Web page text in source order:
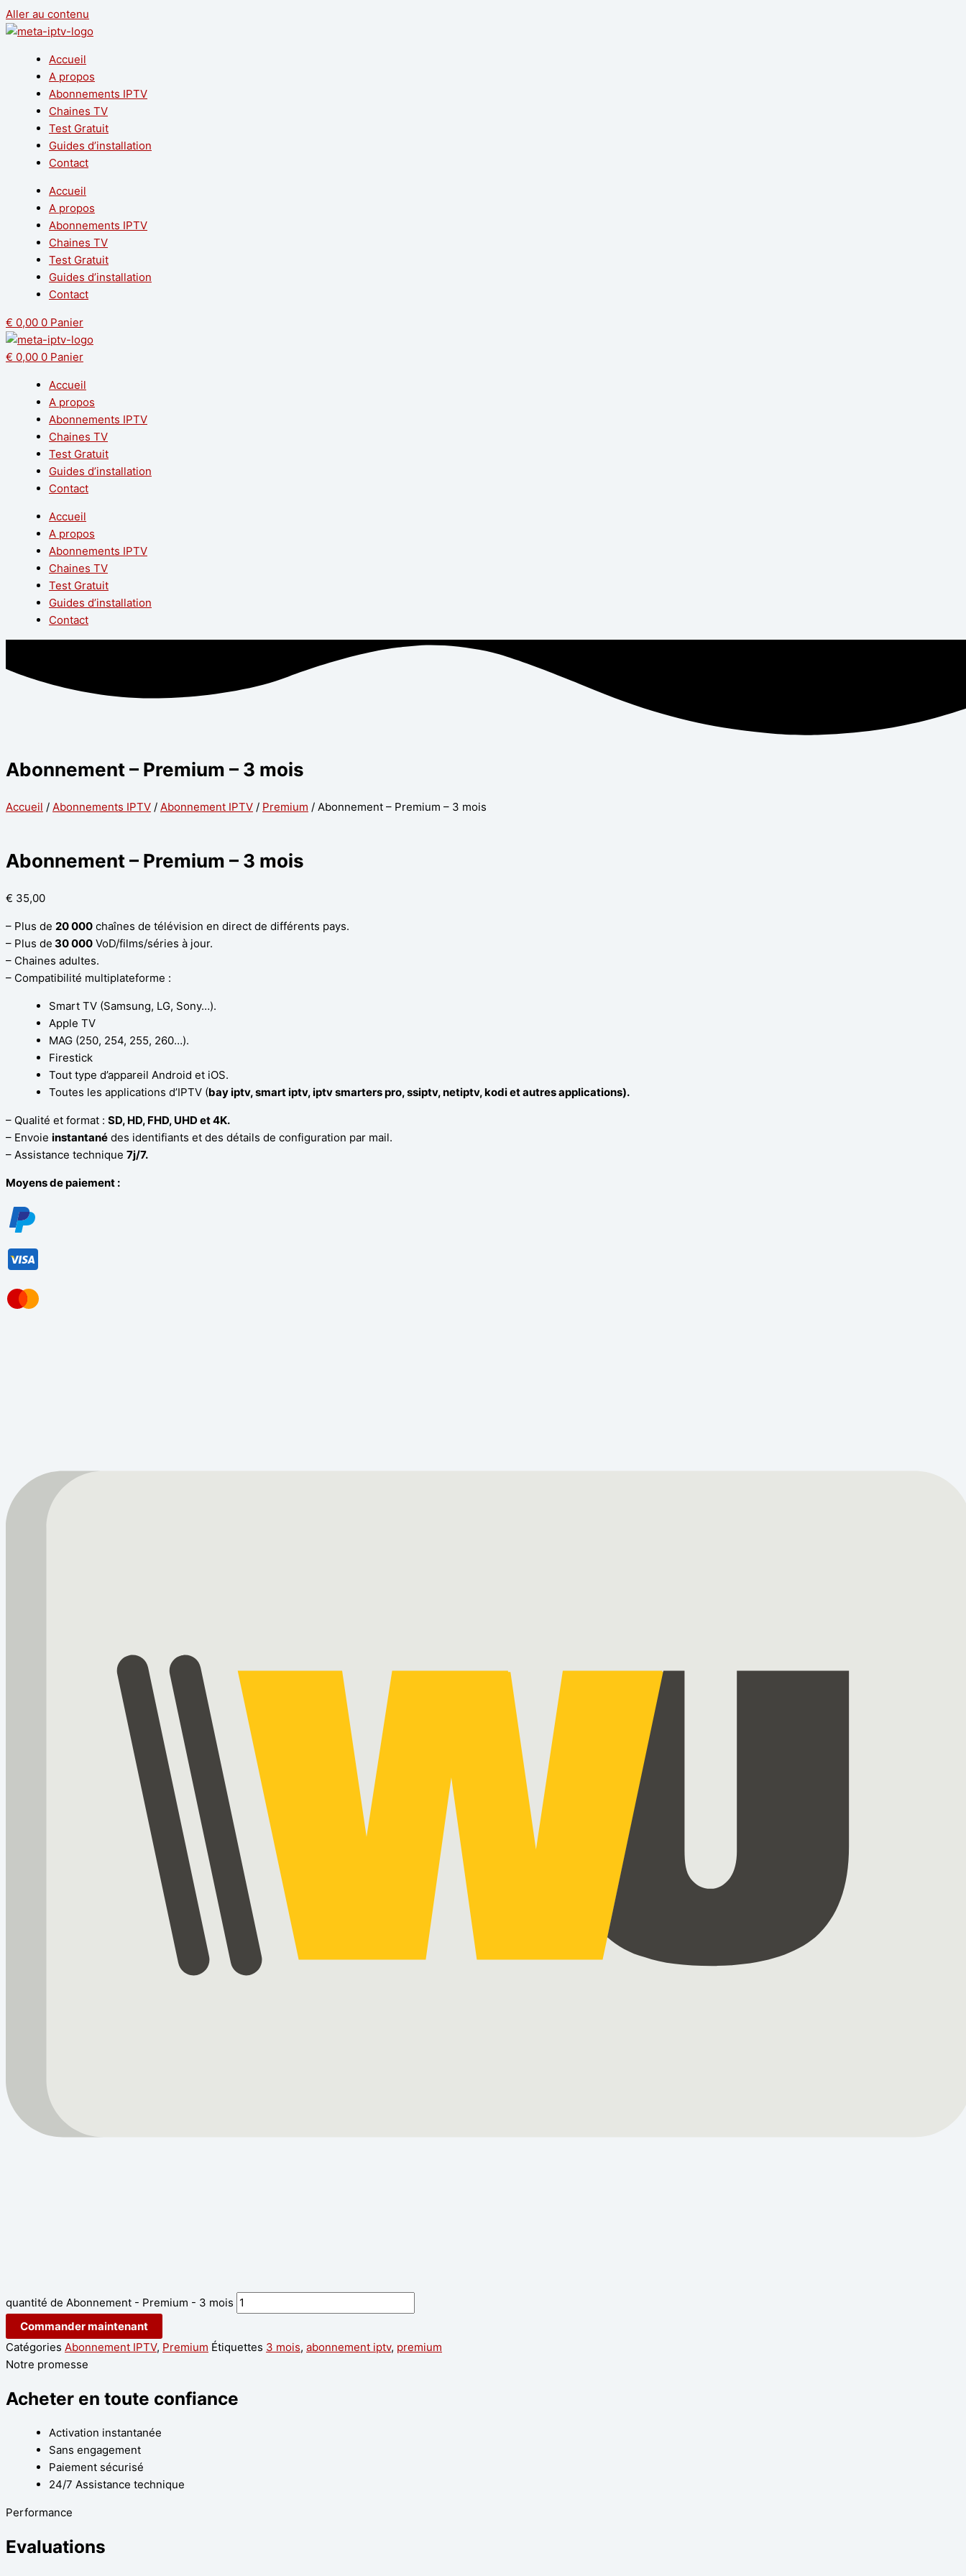
Aller au contenu
Accueil
A propos
Abonnements IPTV
Chaines TV
Test Gratuit
Guides d’installation
Contact
Accueil
A propos
Abonnements IPTV
Chaines TV
Test Gratuit
Guides d’installation
Contact
€ 0,00 0 Panier
€ 0,00 0 Panier
Accueil
A propos
Abonnements IPTV
Chaines TV
Test Gratuit
Guides d’installation
Contact
Accueil
A propos
Abonnements IPTV
Chaines TV
Test Gratuit
Guides d’installation
Contact
Abonnement – Premium – 3 mois
Accueil / Abonnements IPTV / Abonnement IPTV / Premium / Abonnement – Premium – 3 mois
Abonnement – Premium – 3 mois
€ 35,00
– Plus de 20 000 chaînes de télévision en direct de différents pays.
– Plus de 30 000 VoD/films/séries à jour.
– Chaines adultes.
– Compatibilité multiplateforme :
Smart TV (Samsung, LG, Sony…).
Apple TV
MAG (250, 254, 255, 260…).
Firestick
Tout type d’appareil Android et iOS.
Toutes les applications d’IPTV (bay iptv, smart iptv, iptv smarters pro, ssiptv, netiptv, kodi et autres applications).
– Qualité et format : SD, HD, FHD, UHD et 4K.
– Envoie instantané des identifiants et des détails de configuration par mail.
– Assistance technique 7j/7.
Moyens de paiement :
quantité de Abonnement - Premium - 3 mois
Commander maintenant
Catégories Abonnement IPTV, Premium Étiquettes 3 mois, abonnement iptv, premium
Notre promesse
Acheter en toute confiance
Activation instantanée
Sans engagement
Paiement sécurisé
24/7 Assistance technique
Performance
Evaluations